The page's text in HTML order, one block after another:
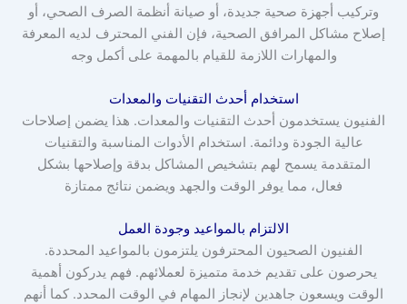
وتركيب أجهزة صحية جديدة، أو صيانة أنظمة الصرف الصحي، أو
إصلاح مشاكل المرافق الصحية، فإن الفني المحترف لديه المعرفة
والمهارات اللازمة للقيام بالمهمة على أكمل وجه
استخدام أحدث التقنيات والمعدات
الفنيون يستخدمون أحدث التقنيات والمعدات. هذا يضمن إصلاحات
عالية الجودة ودائمة. استخدام الأدوات المناسبة والتقنيات
المتقدمة يسمح لهم بتشخيص المشاكل بدقة وإصلاحها بشكل
فعال، مما يوفر الوقت والجهد ويضمن نتائج ممتازة
الالتزام بالمواعيد وجودة العمل
الفنيون الصحيون المحترفون يلتزمون بالمواعيد المحددة.
يحرصون على تقديم خدمة متميزة لعملائهم. فهم يدركون أهمية
الوقت ويسعون جاهدين لإنجاز المهام في الوقت المحدد. كما أنهم